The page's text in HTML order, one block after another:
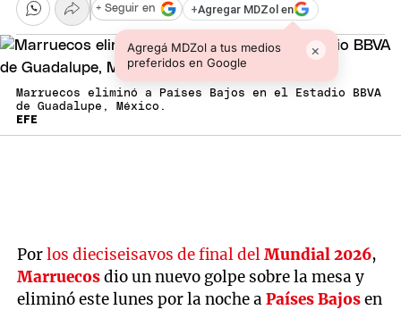
+Agregar MDZol en
Agregá MDZol a tus medios
preferidos en Google
×
+ Seguir en
Marruecos eliminó a Países Bajos en el Estadio BBVA
de Guadalupe, México.
EFE
Porlos dieciseisavos de final delMundial 2026,
Marruecosdio un nuevo golpe sobre la mesa y
eliminó este lunes por la noche aPaíses Bajosen